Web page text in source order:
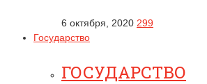
6 октября, 2020 299
Государство
ГОСУДАРСТВО